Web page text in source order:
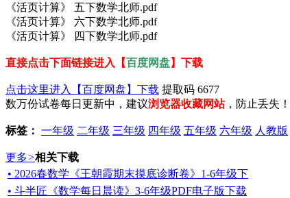
《活页计算》 五下数学北师.pdf
《活页计算》 六下数学北师.pdf
《活页计算》 四下数学北师.pdf
直接点击下面链接进入【百度网盘】下载
点击这里进入【百度网盘】下载 提取码 6677
数万份试卷每日更新中，建议浏览器收藏网站，防止丢失！
标签： 一年级 二年级 三年级 四年级 五年级 六年级 人教版
更多>相关下载
• 2026春数学《王朝霞期末摸底诊断卷》1-6年级下
• 斗半匠《数学每日晨读》3-6年级PDF电子版下载